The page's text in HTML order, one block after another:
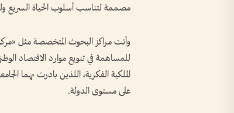
مصممة لتناسب أسلوب الحياة السريع
وأتت مراكز البحوث المتخصصة مثل
للمساهمة في تنويع موارد الاقتصاد
الملكية الفكرية، اللذين بادرت بهما
على مستوى الدولة.